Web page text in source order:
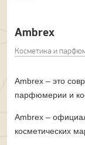
Ambrex
Косметика и
Ambrex – это
парфюмерии и
Ambrex –
косметических